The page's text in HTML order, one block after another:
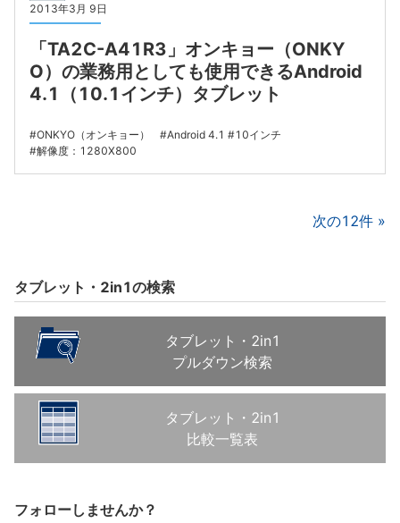
2013年3月 9日
「TA2C-A41R3」オンキョー（ONKY
O）の業務用としても使用できるAndroid
4.1（10.1インチ）タブレット
ONKYO（オンキョー） Android 4.1
10インチ
解像度：1280X800
次の12件
タブレット・2in1の検索
タブレット・2in1
プルダウン検索
タブレット・2in1
比較一覧表
フォローしませんか？